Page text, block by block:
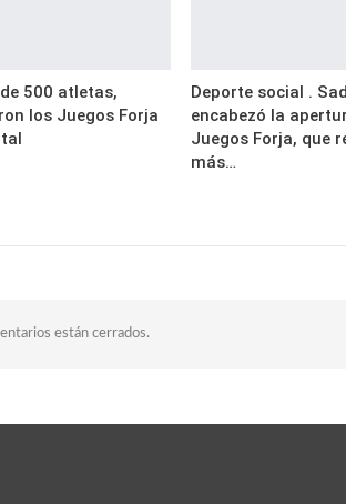
500 atletas,
los Juegos Forja
Deporte social .
encabezó la
Juegos Forja, que
más…
están cerrados.